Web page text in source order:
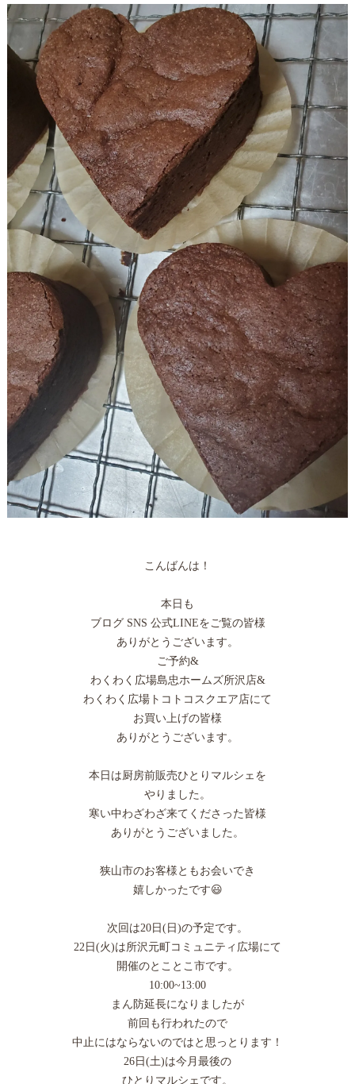
こんばんは！
本日も
ブログ SNS 公式LINEをご覧の皆様
ありがとうございます。
ご予約&
わくわく広場島忠ホームズ所沢店&
わくわく広場トコトコスクエア店にて
お買い上げの皆様
ありがとうございます。
本日は厨房前販売ひとりマルシェを
やりました。
寒い中わざわざ来てくださった皆様
ありがとうございました。
狭山市のお客様ともお会いでき
嬉しかったです😃
次回は20日(日)の予定です。
22日(火)は所沢元町コミュニティ広場にて
開催のとことこ市です。
10:00~13:00
まん防延長になりましたが
前回も行われたので
中止にはならないのではと思っとります！
26日(土)は今月最後の
ひとりマルシェです。